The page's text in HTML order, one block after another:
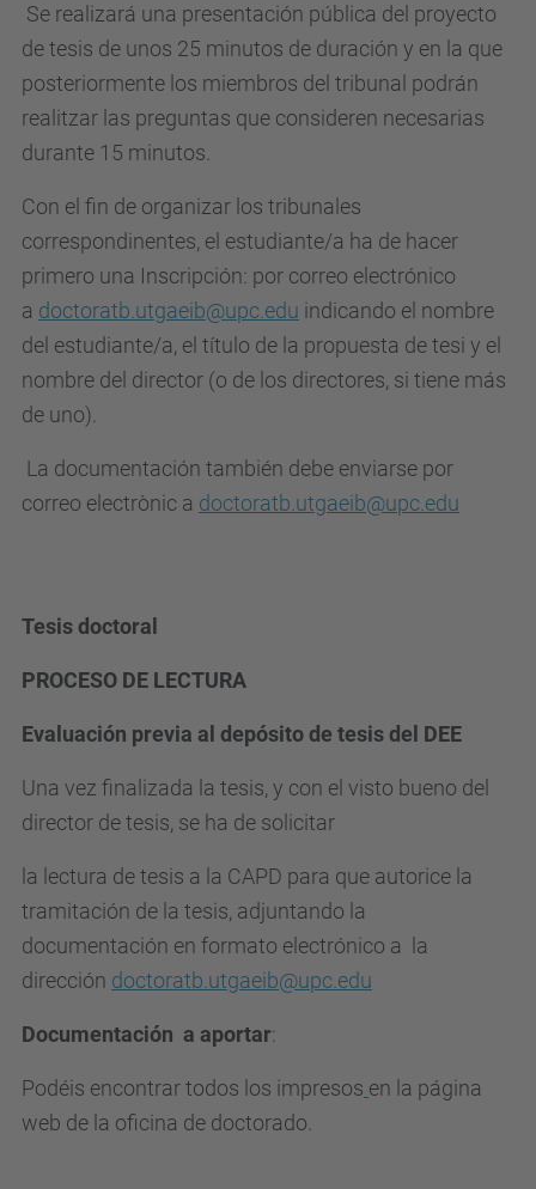
Se realizará una presentación pública del proyecto
de tesis de unos 25 minutos de duración y en la que
posteriormente los miembros del tribunal podrán
realitzar las preguntas que consideren necesarias
durante 15 minutos.
Con el fin de organizar los tribunales
correspondinentes, el estudiante/a ha de hacer
primero una Inscripción: por correo electrónico
a doctoratb.utgaeib@upc.edu indicando el nombre
del estudiante/a, el título de la propuesta de tesi y el
nombre del director (o de los directores, si tiene más
de uno).
La documentación también debe enviarse por
correo electrònic a doctoratb.utgaeib@upc.edu
Tesis doctoral
PROCESO DE LECTURA
Evaluación previa al depósito de tesis del DEE
Una vez finalizada la tesis, y con el visto bueno del
director de tesis, se ha de solicitar
la lectura de tesis a la CAPD para que autorice la
tramitación de la tesis, adjuntando la
documentación en formato electrónico a la
dirección doctoratb.utgaeib@upc.edu
Documentación a aportar:
Podéis encontrar todos los impresos en la página
web de la oficina de doctorado.